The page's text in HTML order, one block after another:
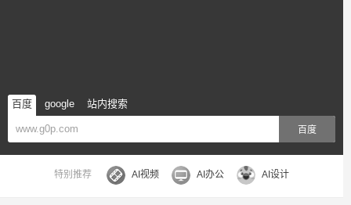
百度 google 站内搜索
百度
特别推荐 AI视频 AI办公 AI设计